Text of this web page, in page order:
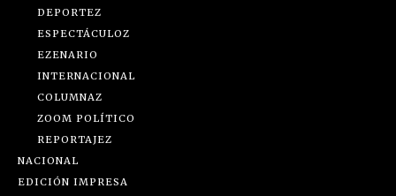
DEPORTEZ
ESPECTÁCULOZ
EZENARIO
INTERNACIONAL
COLUMNAZ
ZOOM POLÍTICO
REPORTAJEZ
NACIONAL
EDICIÓN IMPRESA